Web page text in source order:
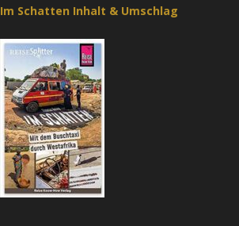
Im Schatten Inhalt & Umschlag